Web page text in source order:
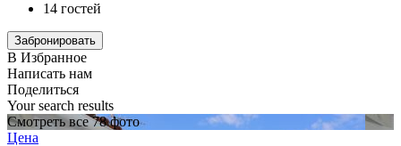
14 гостей
В Избранное
Написать нам
Поделиться
Your search results
Смотреть все 78 фото
Цена